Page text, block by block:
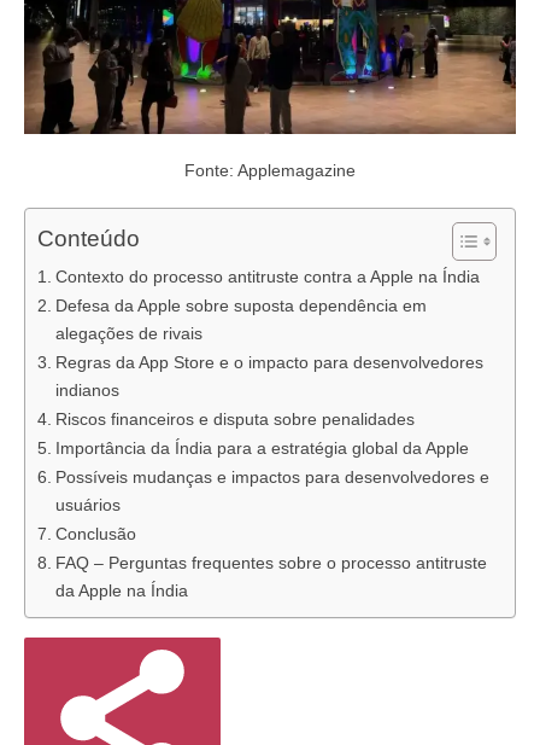
Fonte: Applemagazine
Conteúdo
Contexto do processo antitruste contra a Apple na Índia
Defesa da Apple sobre suposta dependência em
alegações de rivais
Regras da App Store e o impacto para desenvolvedores
indianos
Riscos financeiros e disputa sobre penalidades
Importância da Índia para a estratégia global da Apple
Possíveis mudanças e impactos para desenvolvedores e
usuários
Conclusão
FAQ – Perguntas frequentes sobre o processo antitruste
da Apple na Índia